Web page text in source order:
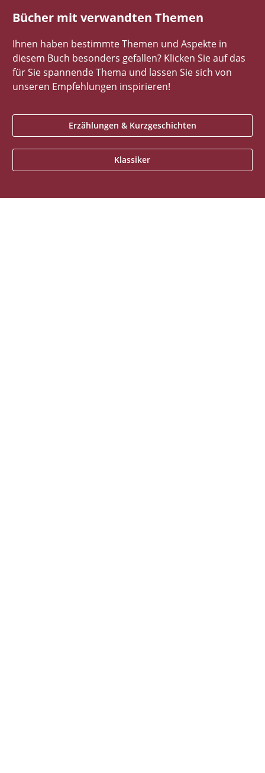
Bücher mit verwandten Themen
Ihnen haben bestimmte Themen und Aspekte in
diesem Buch besonders gefallen? Klicken Sie auf das
für Sie spannende Thema und lassen Sie sich von
unseren Empfehlungen inspirieren!
Erzählungen & Kurzgeschichten
Klassiker